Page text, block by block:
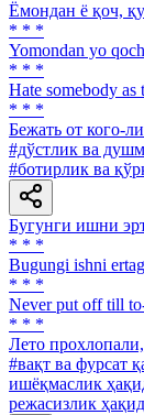
Ёмондан ё қоч,
* * *
Yomondan yo
* * *
Hate somebody as
* * *
Бежать от кого-
#дўстлик ва
#ботирлик ва
Бугунги ишни
* * *
Bugungi ishni
* * *
Never put off till
* * *
Лето
#вақт ва фурсат
ишёқмаслик
режасизлик